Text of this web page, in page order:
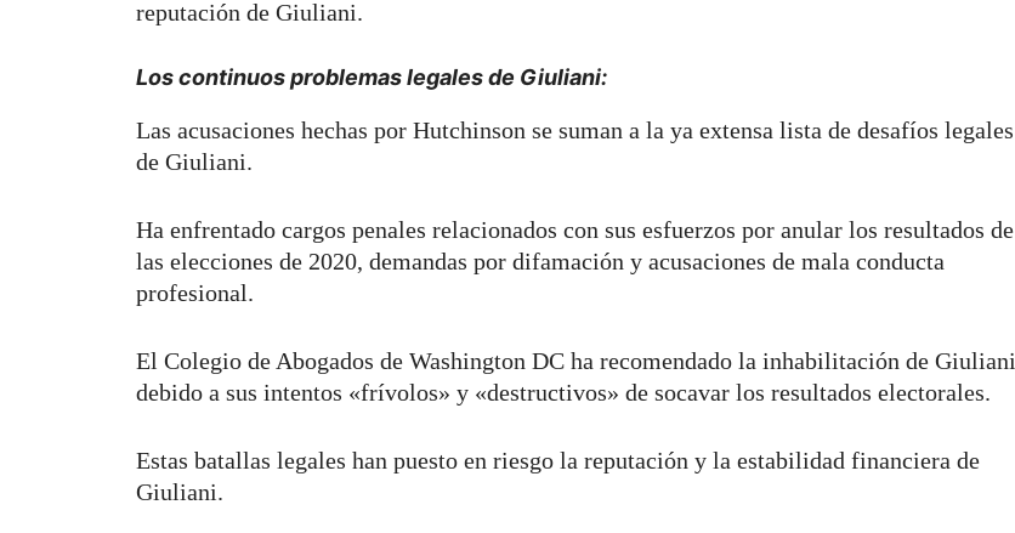
reputación de Giuliani.
Los continuos problemas legales de Giuliani:
Las acusaciones hechas por Hutchinson se suman a la ya extensa lista de desafíos legales
de Giuliani.
Ha enfrentado cargos penales relacionados con sus esfuerzos por anular los resultados de
las elecciones de 2020, demandas por difamación y acusaciones de mala conducta
profesional.
El Colegio de Abogados de Washington DC ha recomendado la inhabilitación de Giuliani
debido a sus intentos «frívolos» y «destructivos» de socavar los resultados electorales.
Estas batallas legales han puesto en riesgo la reputación y la estabilidad financiera de
Giuliani.